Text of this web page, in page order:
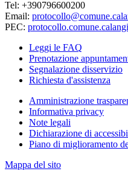
Tel: +390796600200
Email:
PEC:
Leggi le FAQ
Prenotazione
Segnalazione disservizio
Richiesta d'assistenza
Amministrazione
Informativa privacy
Note legali
Dichiarazione di
Piano di miglioramento
Mappa del sito